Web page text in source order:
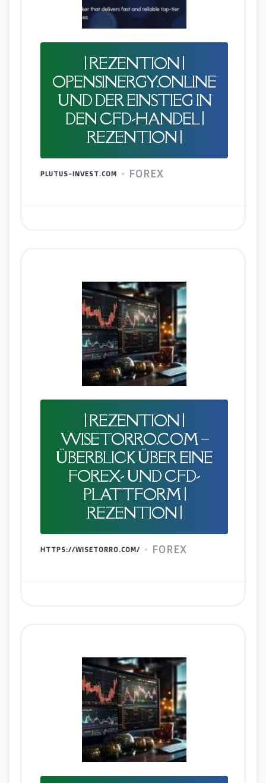
| REZENTION |
OPENSINERGY.ONLINE
UND DER EINSTIEG IN
DEN CFD-HANDEL |
REZENTION |
PLUTUS-INVEST.COM FOREX
| REZENTION |
WISETORRO.COM –
ÜBERBLICK ÜBER EINE
FOREX- UND CFD-
PLATTFORM |
REZENTION |
HTTPS://WISETORRO.COM/ FOREX